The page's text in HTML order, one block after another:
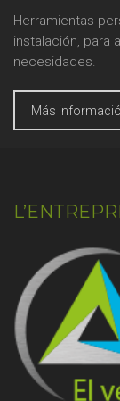
Herramientas
instalación, para
necesidades.
Más